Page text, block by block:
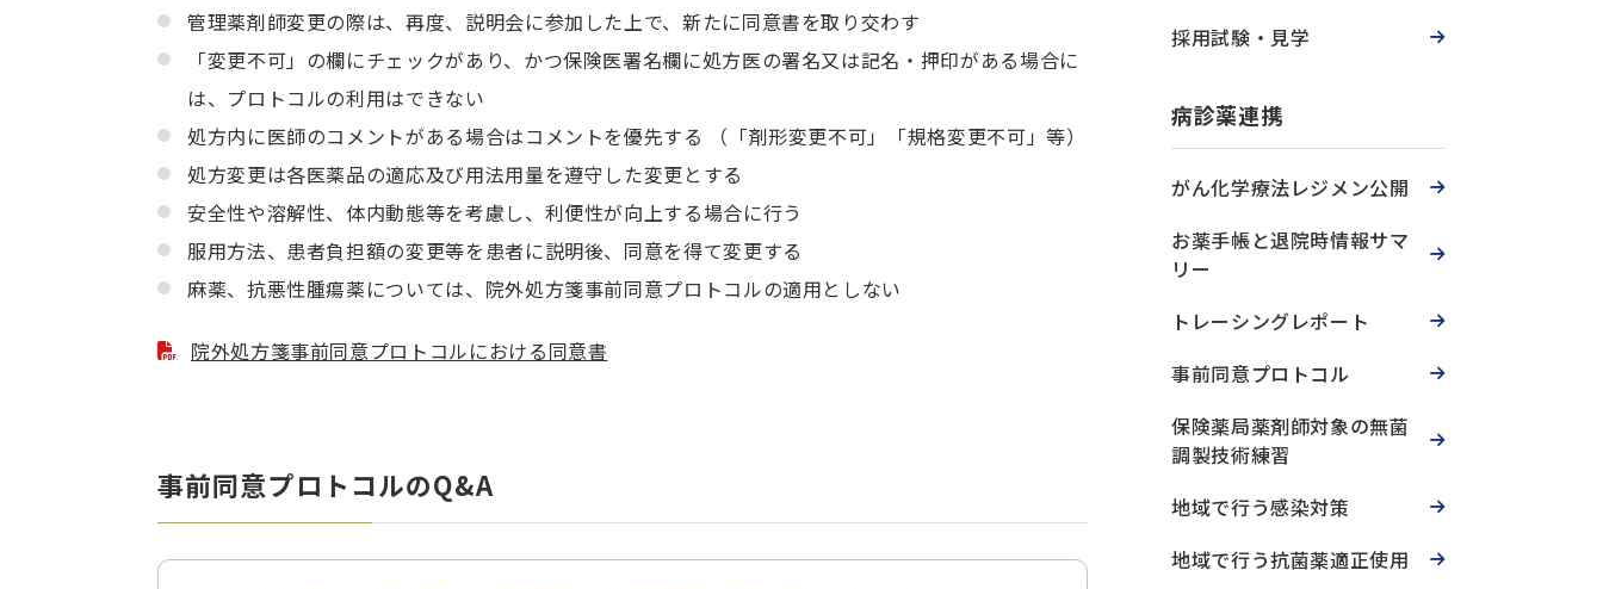
管理薬剤師変更の際は、再度、説明会に参加した上で、新たに同意書を取り交わす
「変更不可」の欄にチェックがあり、かつ保険医署名欄に処方医の署名又は記名・押印がある場合に
は、プロトコルの利用はできない
処方内に医師のコメントがある場合はコメントを優先する （「剤形変更不可」「規格変更不可」等）
処方変更は各医薬品の適応及び用法用量を遵守した変更とする
安全性や溶解性、体内動態等を考慮し、利便性が向上する場合に行う
服用方法、患者負担額の変更等を患者に説明後、同意を得て変更する
麻薬、抗悪性腫瘍薬については、院外処方箋事前同意プロトコルの適用としない
院外処方箋事前同意プロトコルにおける同意書
事前同意プロトコルのQ&A
採用試験・見学
病診薬連携
がん化学療法レジメン公開
お薬手帳と退院時情報サマ
リー
トレーシングレポート
事前同意プロトコル
保険薬局薬剤師対象の無菌
調製技術練習
地域で行う感染対策
地域で行う抗菌薬適正使用